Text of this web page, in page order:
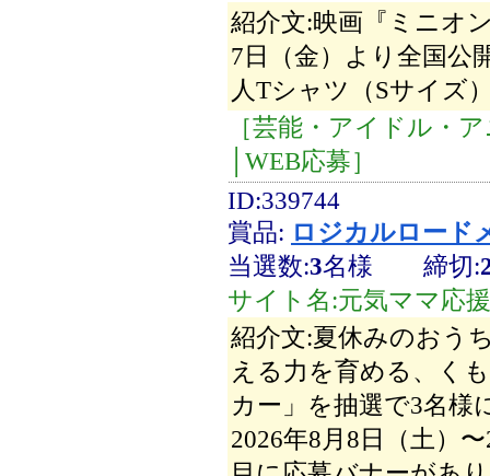
紹介文:映画『ミニオ
7日（金）より全国公
人Tシャツ（Sサイズ
［芸能・アイドル・
│WEB応募］
ID:339744
賞品: ロジカルロード
当選数:3名様 締切:
サイト名:元気ママ応
紹介文:夏休みのおう
える力を育める、く
カー」を抽選で3名様
2026年8月8日（土）